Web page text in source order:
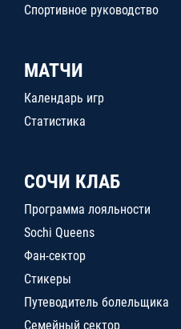
Спортивное руководство
МАТЧИ
Календарь игр
Статистика
СОЧИ КЛАБ
Программа лояльности
Sochi Queens
Фан-сектор
Стикеры
Путеводитель болельщика
Семейный сектор